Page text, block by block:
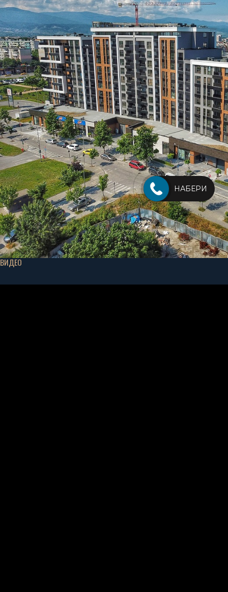
ВИДЕО
НАБЕРИ